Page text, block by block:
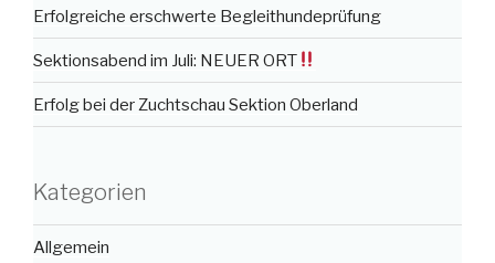
Erfolgreiche erschwerte Begleithundeprüfung
Sektionsabend im Juli: NEUER ORT
Erfolg bei der Zuchtschau Sektion Oberland
Kategorien
Allgemein